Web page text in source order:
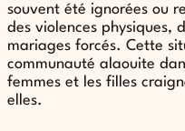
souvent été ignorées ou
des violences physiques,
mariages forcés. Cette
communauté alaouite
femmes et les filles
elles.